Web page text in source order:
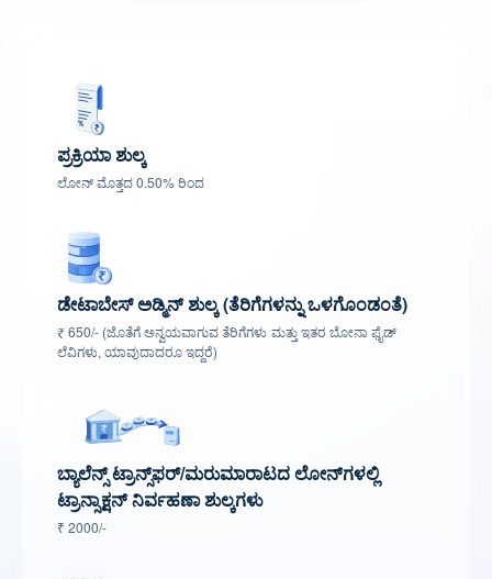
ಪ್ರಕ್ರಿಯಾ ಶುಲ್ಕ
ಲೋನ್ ಮೊತ್ತದ 0.50% ರಿಂದ
ಡೇಟಾಬೇಸ್ ಅಡ್ಮಿನ್ ಶುಲ್ಕ (ತೆರಿಗೆಗಳನ್ನು ಒಳಗೊಂಡಂತೆ)
₹ 650/- (ಜೊತೆಗೆ ಅನ್ವಯವಾಗುವ ತೆರಿಗೆಗಳು ಮತ್ತು ಇತರ ಬೋನಾ ಫೈಡ್
ಲೆವಿಗಳು, ಯಾವುದಾದರೂ ಇದ್ದರೆ)
ಬ್ಯಾಲೆನ್ಸ್ ಟ್ರಾನ್ಸ್‌ಫರ್/ಮರುಮಾರಾಟದ ಲೋನ್‌ಗಳಲ್ಲಿ
ಟ್ರಾನ್ಸಾಕ್ಷನ್ ನಿರ್ವಹಣಾ ಶುಲ್ಕಗಳು
₹ 2000/-